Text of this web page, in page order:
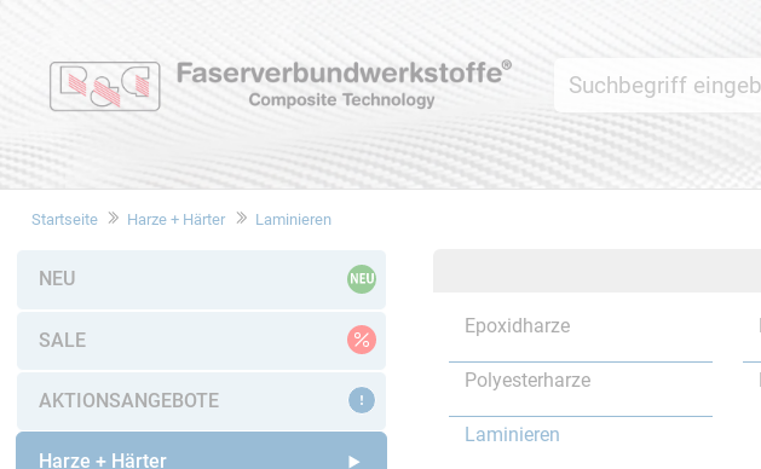
Startseite Harze + Härter Laminieren
NEU
SALE
AKTIONSANGEBOTE
Harze + Härter
Epoxidharze
Polyesterharze
Laminieren